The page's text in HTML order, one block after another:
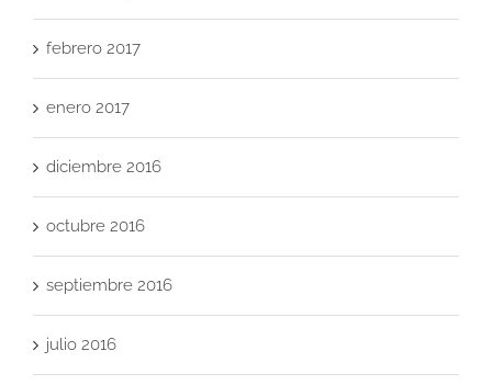
febrero 2017
enero 2017
diciembre 2016
octubre 2016
septiembre 2016
julio 2016